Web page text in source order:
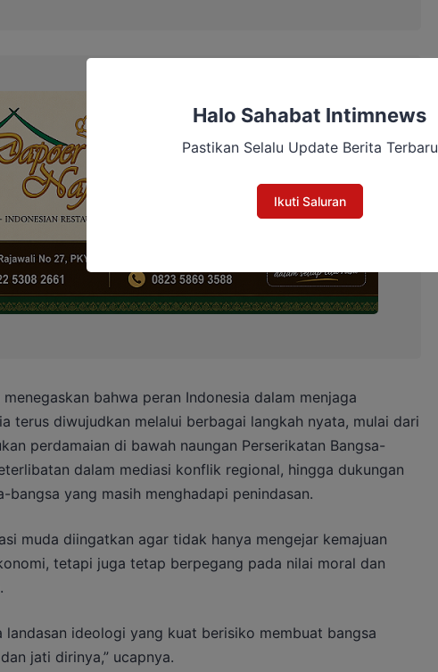
bahwa peran Indonesia dalam menjaga
terus diwujudkan melalui berbagai langkah nyata, mulai dari
perdamaian di bawah naungan Perserikatan Bangsa-
dalam mediasi konflik regional, hingga dukungan
bangsa yang masih menghadapi penindasan.
muda diingatkan agar tidak hanya mengejar kemajuan
tetapi juga tetap berpegang pada nilai moral dan
landasan ideologi yang kuat berisiko membuat bangsa
jati dirinya,” ucapnya.
Halo Sahabat Intimnews
Pastikan Selalu Update Berita Terbaru
Ikuti Saluran